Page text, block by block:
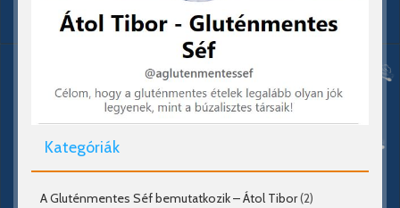
Kategóriák
A Gluténmentes Séf bemutatkozik – Átol Tibor(2)